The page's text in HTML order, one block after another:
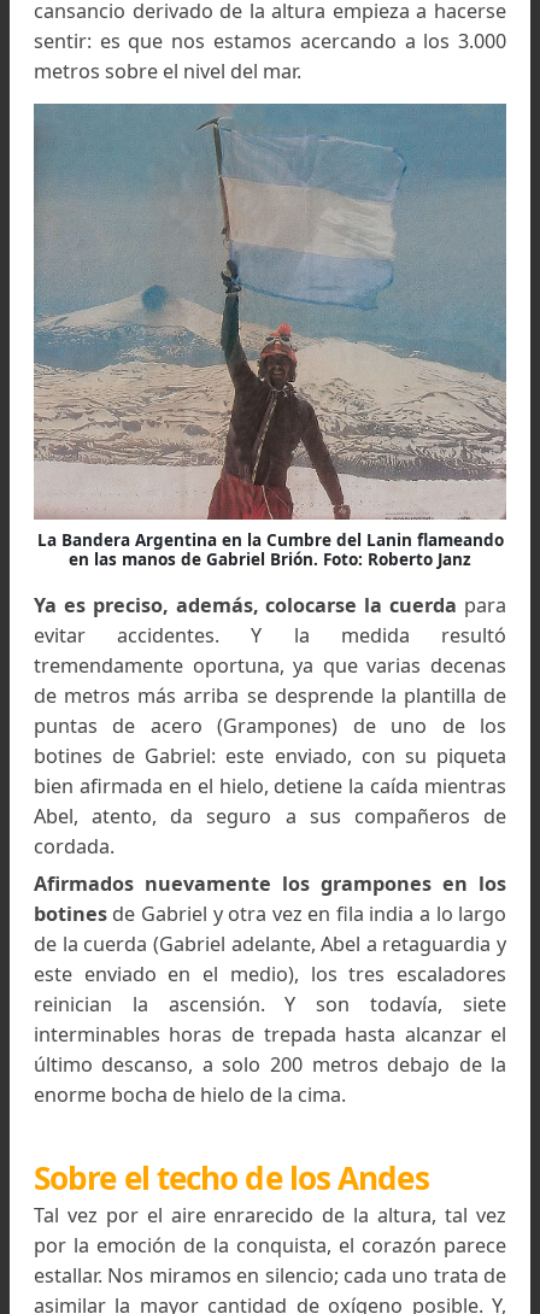
montañista neuquino!se preguntaba
refiriéndose a Verberck. Quizá esté refugiado
las peñas, como nosotros, pero del otro lado
monte.
Otra vez en marcha
La inactividad habría sido insoportable si,
mañana siguiente, un sol radiante no
destacado la belleza de la cordillera
nevada. Un buen desayuno de leche
con avena arrollada es el mejor combustible
este caso.
A las 8 en punto, tres andinistasse salen
vaina atacando la ruta en directísima que
hacerse más empinada a cada
Afortunadamente, ahora hay una única
que cargar: Abel, Gabriel y este enviado se
en el trabajo de llevarla. En ella van
imprescindibles raciones y el abrigo que no se
puesto; las antiparras ya están calzadas
proteger la vista de la nieve resplandeciente y,
paso, aislar los ojos de las heladas ráfagas.
cansancio derivado de la altura empieza a
sentir: es que nos estamos acercando a los
metros sobre el nivel del mar.